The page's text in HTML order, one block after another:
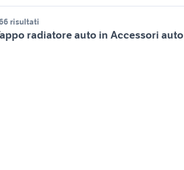
risultati
radiatore auto in Accessori auto